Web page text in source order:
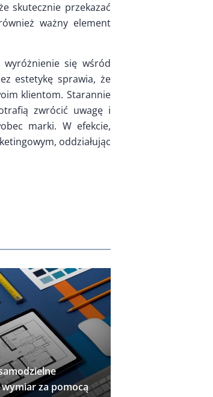
skutecznie przekazać
ważny element
się wśród
estetykę sprawia, że
klientom. Starannie
zwrócić uwagę i
marki. W efekcie,
oddziałując
za pomocą